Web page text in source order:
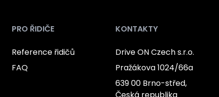
PRO ŘIDIČE
Reference řidičů
FAQ
KONTAKTY
Drive ON Czech s.r.o.
Pražákova 1024/66a
639 00 Brno-střed,